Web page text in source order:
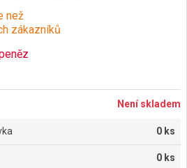
než
zákazníků
Není skladem
0 ks
0 ks